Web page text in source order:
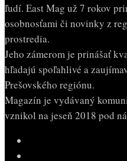
ľudí. East Mag už 7 rokov
osobnosťami či novinky z
prostredia.
Jeho zámerom je prinášať
hľadajú spoľahlivé a
Prešovského regiónu.
Magazín je vydávaný
vznikol na jeseň 2018 pod